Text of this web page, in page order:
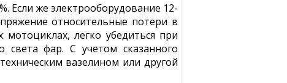
Если же электрооборудование 12-
относительные потери в
легко убедиться при
фар. С учетом сказанного
вазелином или другой